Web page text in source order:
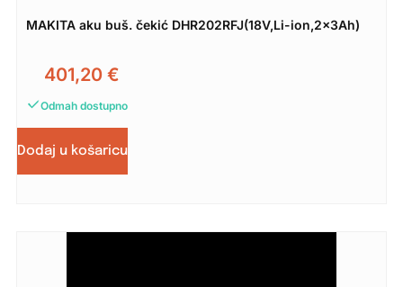
MAKITA aku buš. čekić DHR202RFJ(18V,Li-ion,2x3Ah)
401,20 €
Odmah dostupno
Dodaj u košaricu